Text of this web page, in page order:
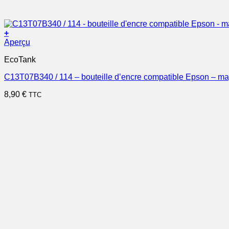
+
Aperçu
EcoTank
C13T07B340 / 114 – bouteille d’encre compatible Epson –
8,90 € TTC